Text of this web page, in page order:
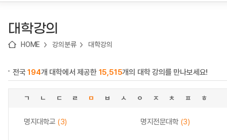
대학강의
HOME 강의분류 대학강의
전국194개 대학에서 제공한 15,515개의 대학 강의를 만나보세요!
ㄱ ㄴ ㄷ ㄹ ㅁ ㅂ ㅅ ㅇ ㅈ ㅊ ㅍ ㅎ
명지대학교 (3) 명지전문대학 (3)